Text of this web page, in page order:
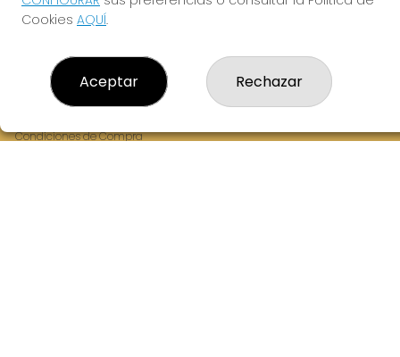
(Asturias) España
Aviso Legal
Política de Privacidad
Condiciones de Compra
Cookies AQUÍ.
Aceptar Rechazar